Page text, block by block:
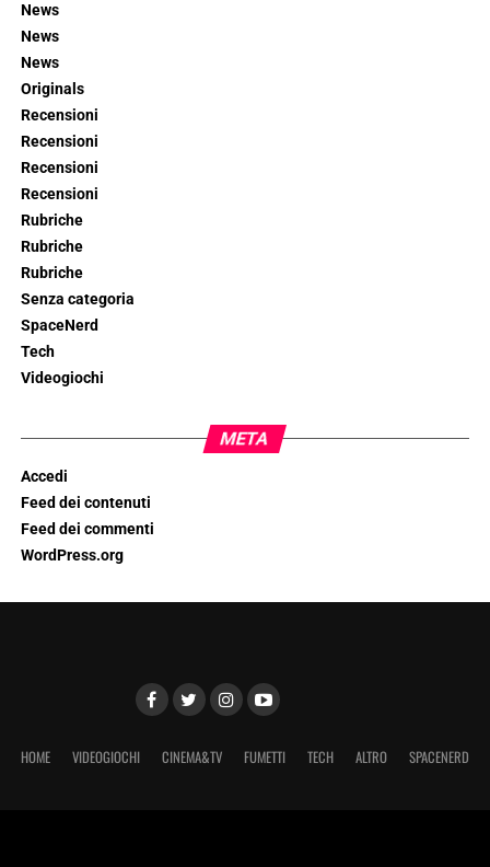
News
News
News
Originals
Recensioni
Recensioni
Recensioni
Recensioni
Rubriche
Rubriche
Rubriche
Senza categoria
SpaceNerd
Tech
Videogiochi
META
Accedi
Feed dei contenuti
Feed dei commenti
WordPress.org
HOME VIDEOGIOCHI CINEMA&TV FUMETTI TECH ALTRO SPACENERD